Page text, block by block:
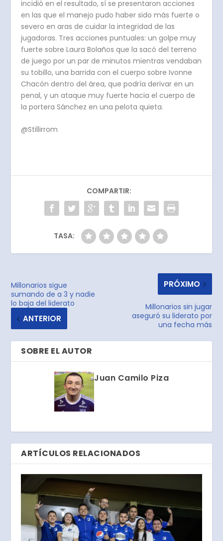
incidió en el resultado, sí se presentaron acciones
en las que el manejo pudo haber sido más fuerte o
severo en aras de cuidar la integridad de las
jugadoras. Tres acciones puntuales: un golpe muy
fuerte sobre Laura Bolaños que la sacó del terreno
de juego por un par de minutos mientras vendaban
su tobillo, una barrida con el cuerpo sobre Ivonne
Chacón dentro del área, que podría derivar en un
penal, y un ataque muy fuerte hacia el cuerpo de
la portera Sánchez en una pelota quieta.
@Stillirrom
COMPARTIR:
TASA:
Millonarios sigue
sumando de a 3 y nadie
lo baja del liderato
ANTERIOR
PRÓXIMO
Millonarios sin jugar
aseguró su liderato por
una fecha más
SOBRE EL AUTOR
Juan Camilo Piza
ARTÍCULOS RELACIONADOS